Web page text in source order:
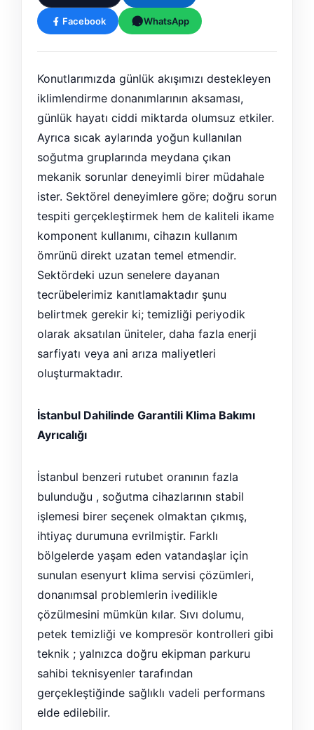
Facebook WhatsApp
Konutlarımızda günlük akışımızı destekleyen
iklimlendirme donanımlarının aksaması,
günlük hayatı ciddi miktarda olumsuz etkiler.
Ayrıca sıcak aylarında yoğun kullanılan
soğutma gruplarında meydana çıkan
mekanik sorunlar deneyimli birer müdahale
ister. Sektörel deneyimlere göre; doğru sorun
tespiti gerçekleştirmek hem de kaliteli ikame
komponent kullanımı, cihazın kullanım
ömrünü direkt uzatan temel etmendir.
Sektördeki uzun senelere dayanan
tecrübelerimiz kanıtlamaktadır şunu
belirtmek gerekir ki; temizliği periyodik
olarak aksatılan üniteler, daha fazla enerji
sarfiyatı veya ani arıza maliyetleri
oluşturmaktadır.
İstanbul Dahilinde Garantili Klima Bakımı
Ayrıcalığı
İstanbul benzeri rutubet oranının fazla
bulunduğu , soğutma cihazlarının stabil
işlemesi birer seçenek olmaktan çıkmış,
ihtiyaç durumuna evrilmiştir. Farklı
bölgelerde yaşam eden vatandaşlar için
sunulan esenyurt klima servisi çözümleri,
donanımsal problemlerin ivedilikle
çözülmesini mümkün kılar. Sıvı dolumu,
petek temizliği ve kompresör kontrolleri gibi
teknik ; yalnızca doğru ekipman parkuru
sahibi teknisyenler tarafından
gerçekleştiğinde sağlıklı vadeli performans
elde edilebilir.